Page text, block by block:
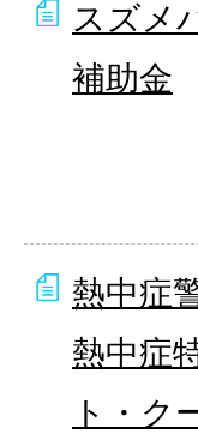
スズメ
補助金
熱中症
熱中症
ト・ク